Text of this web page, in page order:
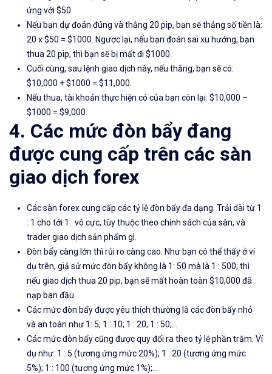
ứng với $50.
Nếu bạn dự đoán đúng và thắng 20 pip, bạn sẽ thắng số tiền là:
20 x $50 = $1000. Ngược lại, nếu bạn đoán sai xu hướng, bạn
thua 20 pip, thì bạn sẽ bị mất đi $1000.
Cuối cùng, sau lệnh giao dịch này, nếu thắng, bạn sẽ có:
$10,000 + $1000 = $11,000.
Nếu thua, tài khoản thực hiện có của bạn còn lại: $10,000 –
$1000 = $9,000.
4. Các mức đòn bẩy đang
được cung cấp trên các sàn
giao dịch forex
Các sàn forex cung cấp các tỷ lệ đòn bẩy đa dạng. Trải dài từ 1
: 1 cho tới 1 : vô cực, tùy thuộc theo chính sách của sàn, và
trader giao dịch sản phẩm gì.
Đòn bẩy càng lớn thì rủi ro càng cao. Như bạn có thể thấy ở ví
dụ trên, giả sử mức đòn bẩy không là 1: 50 mà là 1 : 500; thì
nếu giao dịch thua 20 pip, bạn sẽ mất hoàn toàn $10,000 đã
nạp ban đầu.
Các mức đòn bẩy được yêu thích thường là các đòn bẩy nhỏ
và an toàn như 1: 5; 1 : 10; 1 : 20; 1 : 50;…
Các mức đòn bẩy cũng được quy đổi ra theo tỷ lệ phần trăm. Ví
dụ như: 1 : 5 (tương ứng mức 20%); 1 : 20 (tương ứng mức
5%); 1 : 100 (tương ứng mức 1%);…